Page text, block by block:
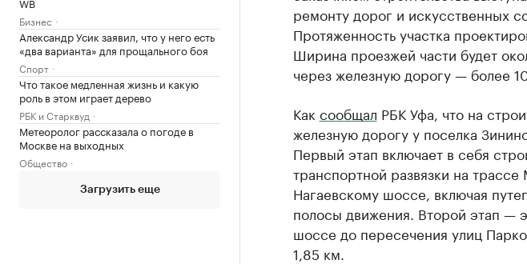
Бизнес
Александр Усик заявил, что у него есть
«два варианта» для прощального боя
Спорт
Что такое медленная жизнь и какую
роль в этом играет дерево
РБК и Старквуд
Метеоролог рассказала о погоде в
Москве на выходных
Общество
Загрузить еще
ремонту дорог и искусственных
Протяженность участка
Ширина проезжей части будет
через железную дорогу — более
Как сообщал РБК Уфа, что на
железную дорогу у поселка
Первый этап включает в себя
транспортной развязки на
Нагаевскому шоссе, включая
полосы движения. Второй этап —
шоссе до пересечения улиц
1,85 км.